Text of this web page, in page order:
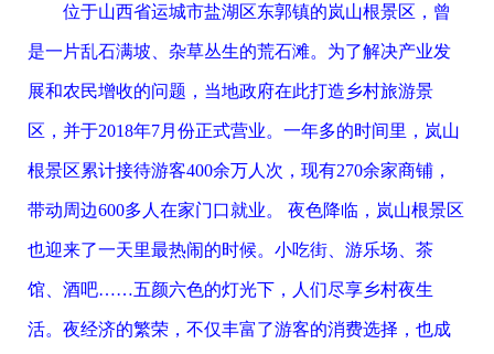
位于山西省运城市盐湖区东郭镇的岚山根景区，曾
是一片乱石满坡、杂草丛生的荒石滩。为了解决产业发
展和农民增收的问题，当地政府在此打造乡村旅游景
区，并于2018年7月份正式营业。一年多的时间里，岚山
根景区累计接待游客400余万人次，现有270余家商铺，
带动周边600多人在家门口就业。 夜色降临，岚山根景区
也迎来了一天里最热闹的时候。小吃街、游乐场、茶
馆、酒吧……五颜六色的灯光下，人们尽享乡村夜生
活。夜经济的繁荣，不仅丰富了游客的消费选择，也成